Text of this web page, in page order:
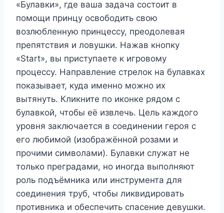
«Булавки», где ваша задача состоит в
помощи принцу освободить свою
возлюбленную принцессу, преодолевая
препятствия и ловушки. Нажав кнопку
«Start», вы приступаете к игровому
процессу. Направление стрелок на булавках
показывает, куда именно можно их
вытянуть. Кликните по иконке рядом с
булавкой, чтобы её извлечь. Цель каждого
уровня заключается в соединении героя с
его любимой (изображённой розами и
прочими символами). Булавки служат не
только преградами, но иногда выполняют
роль подъёмника или инструмента для
соединения труб, чтобы ликвидировать
противника и обеспечить спасение девушки.